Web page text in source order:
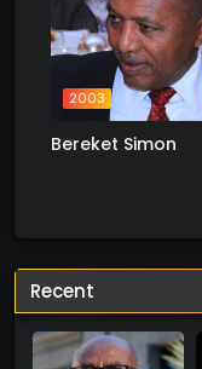
2003
Bereket Simon
Recent